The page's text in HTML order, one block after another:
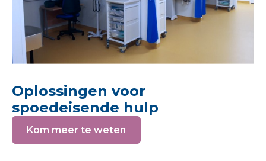
Oplossingen voor
spoedeisende hulp
Kom meer te weten